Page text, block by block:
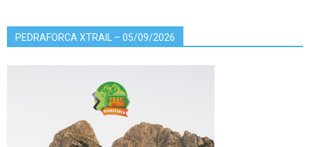
PEDRAFORCA XTRAIL – 05/09/2026